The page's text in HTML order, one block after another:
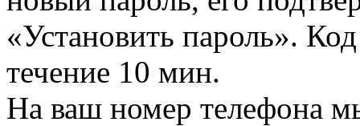
«Установить пароль».
течение 10 мин.
На ваш номер телефона